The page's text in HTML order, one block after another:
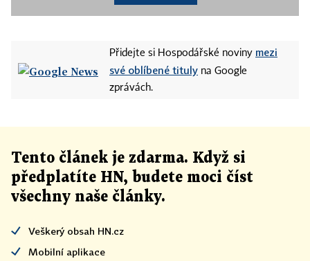
Přidejte si Hospodářské noviny mezi
své oblíbené tituly na Google
zprávách.
Tento článek je zdarma. Když si
předplatíte HN, budete moci číst
všechny naše články.
Veškerý obsah HN.cz
Mobilní aplikace